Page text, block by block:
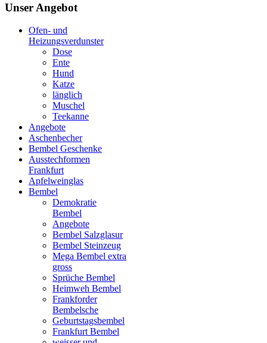
Unser Angebot
Ofen- und
Heizungsverdunster
Dose
Ente
Hund
Katze
länglich
Muschel
Teekanne
Angebote
Aschenbecher
Bembel Geschenke
Ausstechformen
Frankfurt
Apfelweinglas
Bembel
Demokratie
Bembel
Angebote
Bembel Salzglasur
Bembel Steinzeug
Mega Bembel extra
gross
Sprüche Bembel
Heimweh Bembel
Frankforder
Bembelsche
Geburtstagsbembel
Frankfurt Bembel